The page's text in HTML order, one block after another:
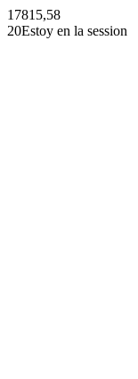
17815,58
20Estoy en la session